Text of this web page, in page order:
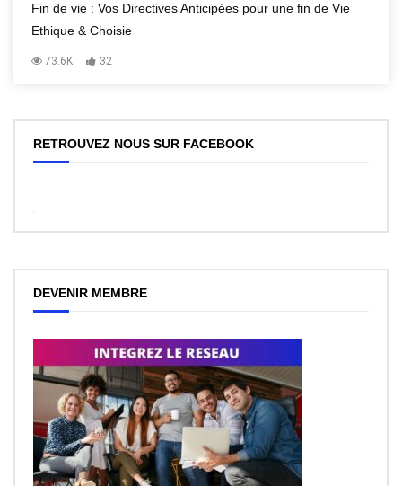
Fin de vie : Vos Directives Anticipées pour une fin de Vie
Ethique & Choisie
73.6K 32
RETROUVEZ NOUS SUR FACEBOOK
DEVENIR MEMBRE